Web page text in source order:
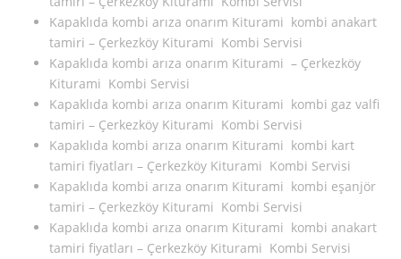
Kapaklıda kombi arıza onarım Kiturami kombi anakart
tamiri – Çerkezköy Kiturami Kombi Servisi
Kapaklıda kombi arıza onarım Kiturami – Çerkezköy
Kiturami Kombi Servisi
Kapaklıda kombi arıza onarım Kiturami kombi gaz valfi
tamiri – Çerkezköy Kiturami Kombi Servisi
Kapaklıda kombi arıza onarım Kiturami kombi kart
tamiri fiyatları – Çerkezköy Kiturami Kombi Servisi
Kapaklıda kombi arıza onarım Kiturami kombi eşanjör
tamiri – Çerkezköy Kiturami Kombi Servisi
Kapaklıda kombi arıza onarım Kiturami kombi anakart
tamiri fiyatları – Çerkezköy Kiturami Kombi Servisi